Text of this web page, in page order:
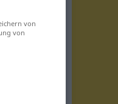
von
von